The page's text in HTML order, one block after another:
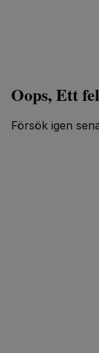
Oops, Ett
Försök igen